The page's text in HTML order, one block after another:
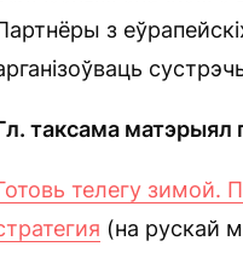
з
. таксама матэрыял
телегу зимой.
(на рускай